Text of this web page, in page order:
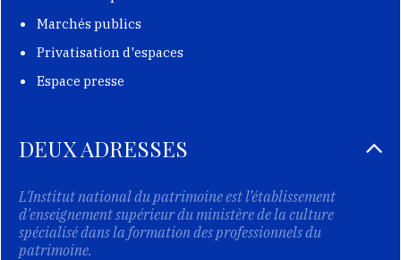
Marchés publics
Privatisation d'espaces
Espace presse
DEUX ADRESSES
L'Institut national du patrimoine est l’établissement
d'enseignement supérieur du ministère de la culture
spécialisé dans la formation des professionnels du
patrimoine.